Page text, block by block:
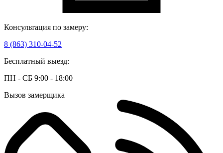
Консультация по замеру:
8 (863) 310-04-52
Бесплатный выезд:
ПН - СБ 9:00 - 18:00
Вызов замерщика